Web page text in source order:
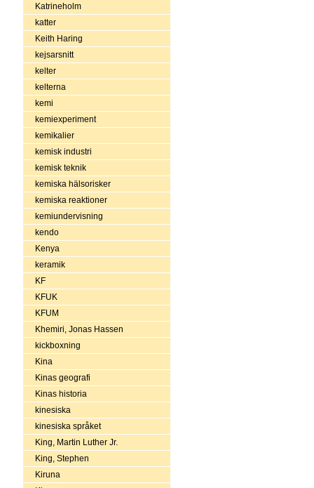
Katrineholm
katter
Keith Haring
kejsarsnitt
kelter
kelterna
kemi
kemiexperiment
kemikalier
kemisk industri
kemisk teknik
kemiska hälsorisker
kemiska reaktioner
kemiundervisning
kendo
Kenya
keramik
KF
KFUK
KFUM
Khemiri, Jonas Hassen
kickboxning
Kina
Kinas geografi
Kinas historia
kinesiska
kinesiska språket
King, Martin Luther Jr.
King, Stephen
Kiruna